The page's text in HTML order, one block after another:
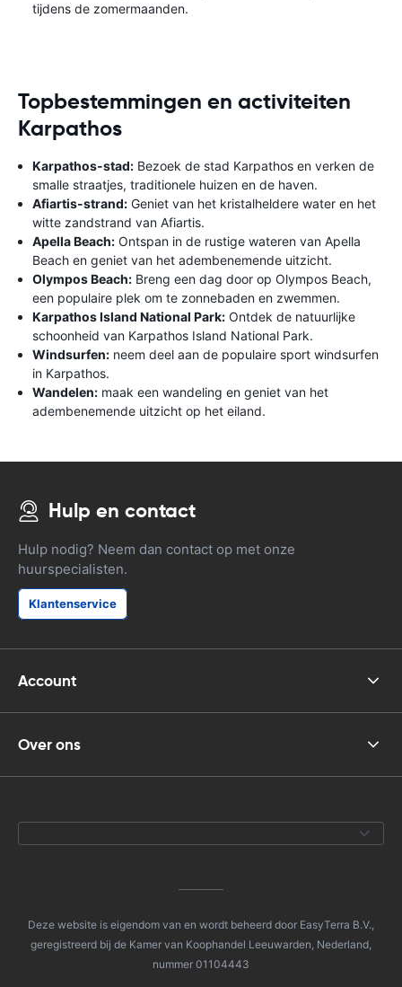
tijdens de zomermaanden.
Topbestemmingen en activiteiten
Karpathos
Karpathos-stad: Bezoek de stad Karpathos en verken de
smalle straatjes, traditionele huizen en de haven.
Afiartis-strand: Geniet van het kristalheldere water en het
witte zandstrand van Afiartis.
Apella Beach: Ontspan in de rustige wateren van Apella
Beach en geniet van het adembenemende uitzicht.
Olympos Beach: Breng een dag door op Olympos Beach,
een populaire plek om te zonnebaden en zwemmen.
Karpathos Island National Park: Ontdek de natuurlijke
schoonheid van Karpathos Island National Park.
Windsurfen: neem deel aan de populaire sport windsurfen
in Karpathos.
Wandelen: maak een wandeling en geniet van het
adembenemende uitzicht op het eiland.
Hulp en contact
Hulp nodig? Neem dan contact op met onze
huurspecialisten.
Klantenservice
Account
Over ons
Deze website is eigendom van en wordt beheerd door EasyTerra B.V.,
geregistreerd bij de Kamer van Koophandel Leeuwarden, Nederland,
nummer 01104443